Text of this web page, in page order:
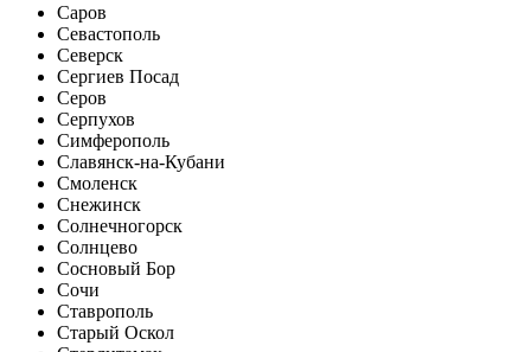
Саров
Севастополь
Северск
Сергиев Посад
Серов
Серпухов
Симферополь
Славянск-на-Кубани
Смоленск
Снежинск
Солнечногорск
Солнцево
Сосновый Бор
Сочи
Ставрополь
Старый Оскол